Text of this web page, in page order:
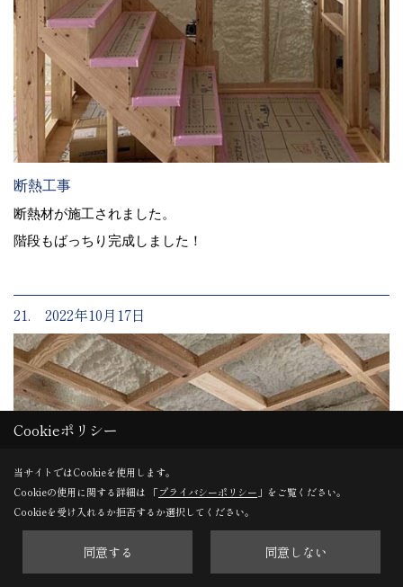
断熱工事
断熱材が施工されました。
階段もばっちり完成しました！
21. 2022年10月17日
Cookieポリシー
当サイトではCookieを使用します。
Cookieの使用に関する詳細は 「プライバシーポリシー 」をご覧ください。
Cookieを受け入れるか拒否するか選択してください。
同意する 同意しない